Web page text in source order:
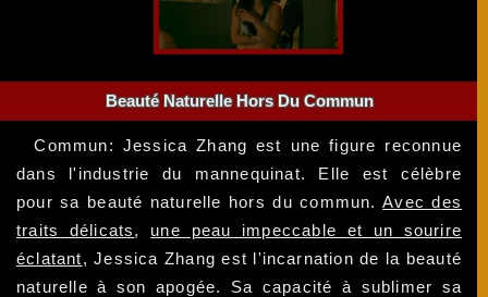
Beauté Naturelle Hors Du Commun
Commun: Jessica Zhang est une figure reconnue
dans l'industrie du mannequinat. Elle est célèbre
pour sa beauté naturelle hors du commun.Avec des
traits délicats, une peau impeccable et un sourire
éclatant, Jessica Zhang est l'incarnation de la beauté
naturelle à son apogée. Sa capacité à sublimer sa